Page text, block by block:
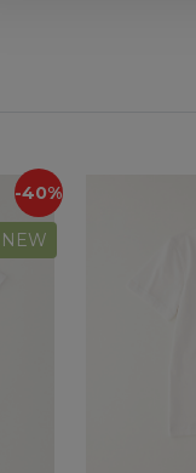
-40%
NEW